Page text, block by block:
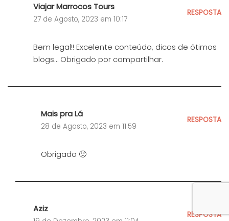
Viajar Marrocos Tours
27 de Agosto, 2023 em 10:17
RESPOSTA
Bem legal!! Excelente conteúdo, dicas de ótimos
blogs… Obrigado por compartilhar.
Mais pra Lá
28 de Agosto, 2023 em 11:59
RESPOSTA
Obrigado 🙂
Aziz
RESPOSTA